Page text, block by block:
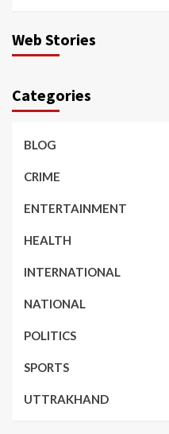
Web Stories
Categories
BLOG
CRIME
ENTERTAINMENT
HEALTH
INTERNATIONAL
NATIONAL
POLITICS
SPORTS
UTTRAKHAND